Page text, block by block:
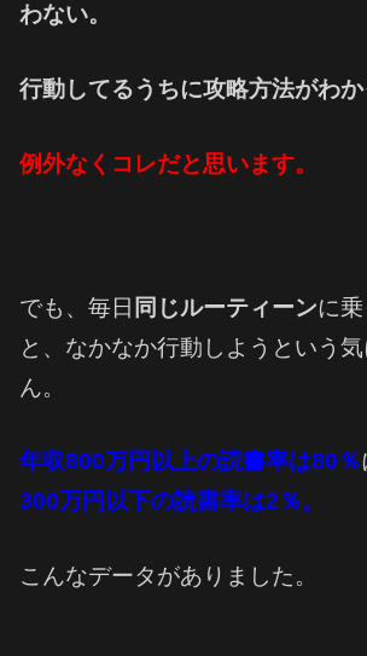
わない。
行動してるうちに攻略方法がわか
例外なくコレだと思います。
でも、毎日 同じルーティーンに
と、なかなか行動しようという
ん。
年収800万円以上の読書率は80％
300万円以下の読書率は2％。
こんなデータがありました。